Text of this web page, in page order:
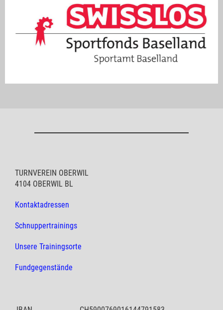
TURNVEREIN OBERWIL
4104 OBERWIL BL
Kontaktadressen
Schnuppertrainings
Unsere Trainingsorte
Fundgegenstände